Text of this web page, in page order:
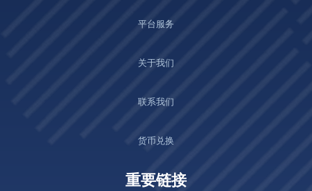
平台服务
关于我们
联系我们
货币兑换
重要链接